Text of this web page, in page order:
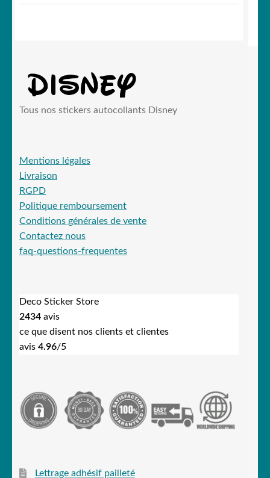
Tous nos stickers autocollants Disney
Mentions légales
Livraison
RGPD
Politique remboursement
Conditions générales de vente
Contactez nous
faq-questions-frequentes
Deco Sticker Store
2434 avis
ce que disent nos clients et clientes
avis 4.96/5
Lettrage adhésif pailleté